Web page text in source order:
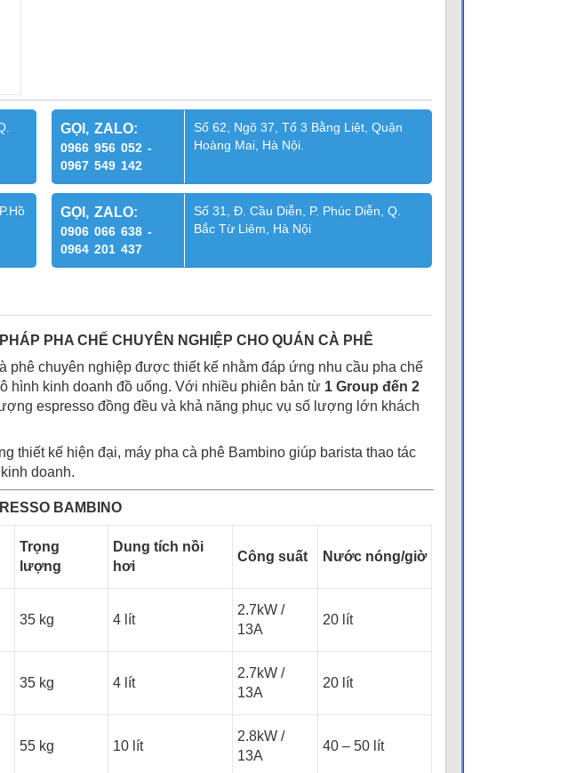
GỌI, ZALO:
0966 956 052 -
0967 549 142
Số 62, Ngõ 37, Tổ 3 Bằng Liệt, Quận
Hoàng Mai, Hà Nội.
GỌI, ZALO:
0906 066 638 -
0964 201 437
Số 31, Đ. Cầu Diễn, P. Phúc Diễn, Q.
Bắc Từ Liêm, Hà Nội
PHA CHẾ CHUYÊN NGHIỆP CHO QUÁN CÀ PHÊ
phê chuyên nghiệp được thiết kế nhằm đáp ứng nhu cầu pha chế
hình kinh doanh đồ uống. Với nhiều phiên bản từ 1 Group đến 2
espresso đồng đều và khả năng phục vụ số lượng lớn khách
thiết kế hiện đại, máy pha cà phê Bambino giúp barista thao tác
doanh.
BAMBINO
Trọng
lượng
Dung tích nồi
hơi
Công suất Nước nóng/giờ
35 kg 4 lít
2.7kW /
13A
20 lít
35 kg 4 lít
2.7kW /
13A
20 lít
55 kg 10 lít
2.8kW /
13A
40 – 50 lít